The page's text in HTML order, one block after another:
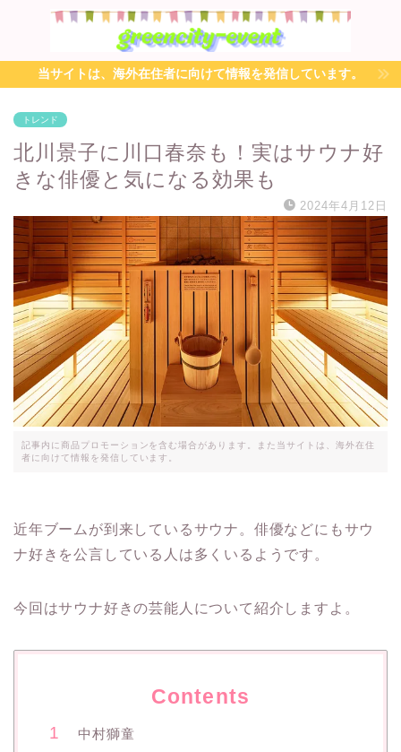
当サイトは、海外在住者に向けて情報を発信しています。
トレンド
北川景子に川口春奈も！実はサウナ好
きな俳優と気になる効果も
2024年4月12日
記事内に商品プロモーションを含む場合があります。また当サイトは、海外在住
者に向けて情報を発信しています。
近年ブームが到来しているサウナ。俳優などにもサウ
ナ好きを公言している人は多くいるようです。
今回はサウナ好きの芸能人について紹介しますよ。
Contents
中村獅童